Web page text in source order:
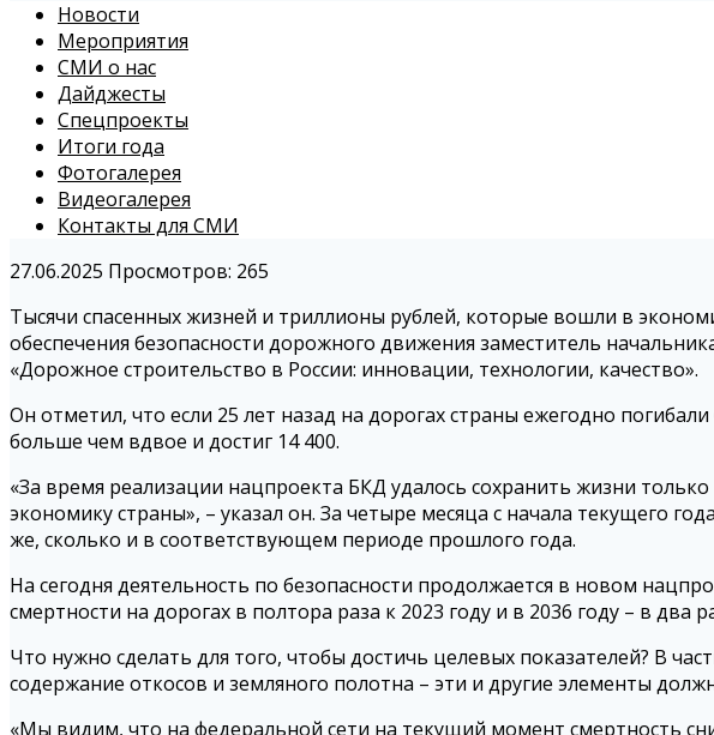
Новости
Мероприятия
СМИ о нас
Дайджесты
Спецпроекты
Итоги года
Фотогалерея
Видеогалерея
Контакты для СМИ
27.06.2025 Просмотров: 265
Тысячи спасенных жизней и триллионы рублей, которые вошли в
обеспечения безопасности дорожного движения заместитель
«Дорожное строительство в России: инновации, технологии, качество».
Он отметил, что если 25 лет назад на дорогах страны ежегодно
больше чем вдвое и достиг 14 400.
«За время реализации нацпроекта БКД удалось сохранить жизни
экономику страны», – указал он. За четыре месяца с начала текущего
же, сколько и в соответствующем периоде прошлого года.
На сегодня деятельность по безопасности продолжается в новом
смертности на дорогах в полтора раза к 2023 году и в 2036 году – в два
Что нужно сделать для того, чтобы достичь целевых показателей? В
содержание откосов и земляного полотна – эти и другие элементы
«Мы видим, что на федеральной сети на текущий момент смертность